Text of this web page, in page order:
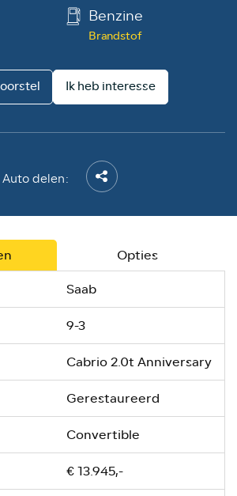
Benzine
Brandstof
Ik heb interesse
Auto delen:
Opties
Saab
9-3
Cabrio 2.0t Anniversary
Gerestaureerd
Convertible
€ 13.945,-